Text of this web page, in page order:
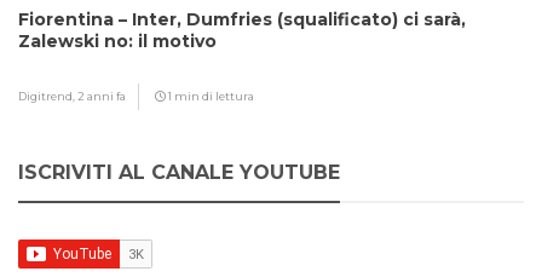
Fiorentina – Inter, Dumfries (squalificato) ci sarà,
Zalewski no: il motivo
Digitrend, 2 anni fa 1 min di lettura
ISCRIVITI AL CANALE YOUTUBE